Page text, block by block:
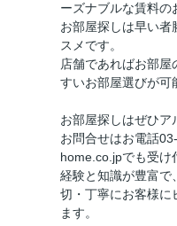
ーズナブルな賃料の
お部屋探しは早い者
スメです。
店舗であればお部
すいお部屋選びが可
お部屋探しはぜひ
お問合せはお電話
home.co.jpでも受け
経験と知識が豊富で
切・丁寧にお客様に
ます。